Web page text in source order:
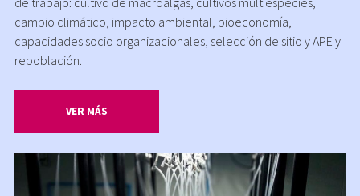
cambio climático, impacto ambiental, bioeconomía,
capacidades socio organizacionales, selección de sitio y APE y
repoblación.
VER MÁS